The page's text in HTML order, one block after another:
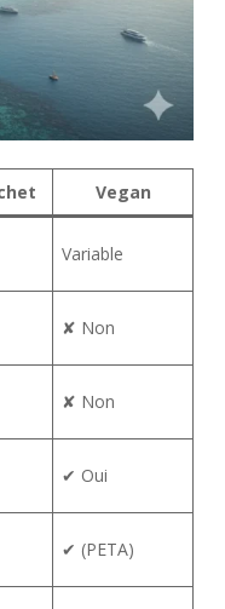
Vegan
Variable
✘ Non
✘ Non
✔ Oui
✔ (PETA)